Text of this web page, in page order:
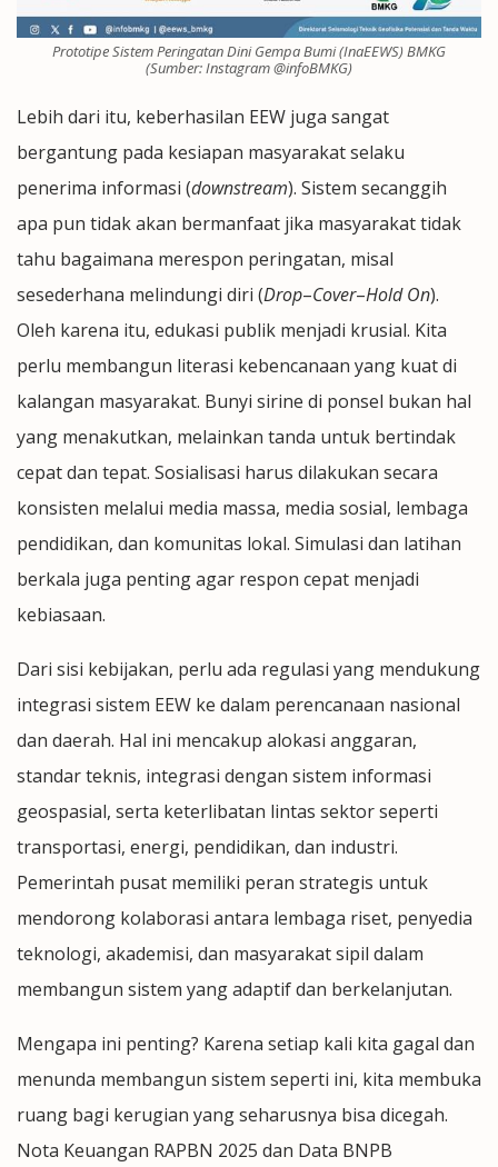
Prototipe Sistem Peringatan Dini Gempa Bumi (InaEEWS) BMKG
(Sumber: Instagram @infoBMKG)
Lebih dari itu, keberhasilan EEW juga sangat
bergantung pada kesiapan masyarakat selaku
penerima informasi (downstream). Sistem secanggih
apa pun tidak akan bermanfaat jika masyarakat tidak
tahu bagaimana merespon peringatan, misal
sesederhana melindungi diri (Drop–Cover–Hold On).
Oleh karena itu, edukasi publik menjadi krusial. Kita
perlu membangun literasi kebencanaan yang kuat di
kalangan masyarakat. Bunyi sirine di ponsel bukan hal
yang menakutkan, melainkan tanda untuk bertindak
cepat dan tepat. Sosialisasi harus dilakukan secara
konsisten melalui media massa, media sosial, lembaga
pendidikan, dan komunitas lokal. Simulasi dan latihan
berkala juga penting agar respon cepat menjadi
kebiasaan.
Dari sisi kebijakan, perlu ada regulasi yang mendukung
integrasi sistem EEW ke dalam perencanaan nasional
dan daerah. Hal ini mencakup alokasi anggaran,
standar teknis, integrasi dengan sistem informasi
geospasial, serta keterlibatan lintas sektor seperti
transportasi, energi, pendidikan, dan industri.
Pemerintah pusat memiliki peran strategis untuk
mendorong kolaborasi antara lembaga riset, penyedia
teknologi, akademisi, dan masyarakat sipil dalam
membangun sistem yang adaptif dan berkelanjutan.
Mengapa ini penting? Karena setiap kali kita gagal dan
menunda membangun sistem seperti ini, kita membuka
ruang bagi kerugian yang seharusnya bisa dicegah.
Nota Keuangan RAPBN 2025 dan Data BNPB